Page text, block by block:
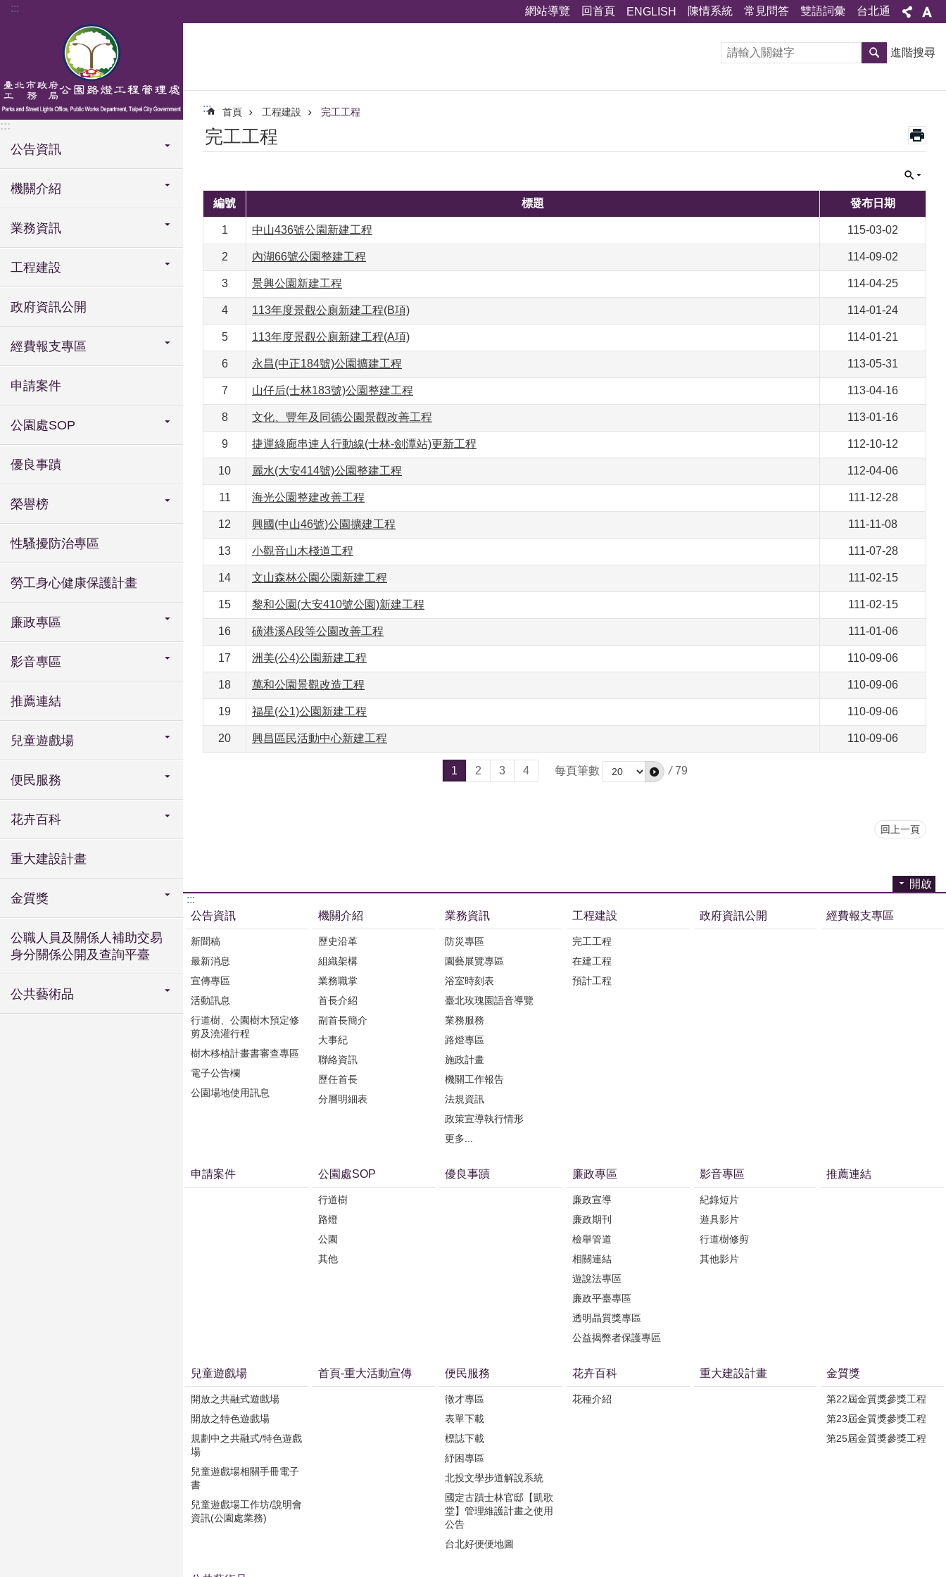
跳到主要內容區塊
::: 網站導覽 回首頁 ENGLISH 陳情系統 常見問答 雙語詞彙 台北通
:::
公告資訊
機關介紹
業務資訊
工程建設
政府資訊公開
經費報支專區
申請案件
公園處SOP
優良事蹟
榮譽榜
性騷擾防治專區
勞工身心健康保護計畫
廉政專區
影音專區
推薦連結
兒童遊戲場
便民服務
花卉百科
重大建設計畫
金質獎
公職人員及關係人補助交易
身分關係公開及查詢平臺
公共藝術品
進階搜尋
::: 首頁 工程建設 完工工程
完工工程
編號 標題 發布日期
1 中山436號公園新建工程 115-03-02
2 內湖66號公園整建工程 114-09-02
3 景興公園新建工程 114-04-25
4 113年度景觀公廁新建工程(B項) 114-01-24
5 113年度景觀公廁新建工程(A項) 114-01-21
6 永昌(中正184號)公園擴建工程 113-05-31
7 山仔后(士林183號)公園整建工程 113-04-16
8 文化、豐年及同德公園景觀改善工程 113-01-16
9 捷運綠廊串連人行動線(士林-劍潭站)更新工程 112-10-12
10 麗水(大安414號)公園整建工程 112-04-06
11 海光公園整建改善工程 111-12-28
12 ​興國(中山46號)公園擴建工程 111-11-08
13 小觀音山木棧道工程 111-07-28
14 文山森林公園公園新建工程 111-02-15
15 ​黎和公園(大安410號公園)新建工程 111-02-15
16 磺港溪A段等公園改善工程 111-01-06
17 ​洲美(公4)公園新建工程 110-09-06
18 ​萬和公園景觀改造工程 110-09-06
19 ​福星(公1)公園新建工程 110-09-06
20 興昌區民活動中心新建工程 110-09-06
1 2 3 4 每頁筆數 / 79
回上一頁
開啟
:::
公告資訊
新聞稿
最新消息
宣傳專區
活動訊息
行道樹、公園樹木預定修
剪及澆灌行程
樹木移植計畫書審查專區
電子公告欄
公園場地使用訊息
機關介紹
歷史沿革
組織架構
業務職掌
首長介紹
副首長簡介
大事紀
聯絡資訊
歷任首長
分層明細表
業務資訊
防災專區
園藝展覽專區
浴室時刻表
臺北玫瑰園語音導覽
業務服務
路燈專區
施政計畫
機關工作報告
法規資訊
政策宣導執行情形
更多...
工程建設
完工工程
在建工程
預計工程
政府資訊公開 經費報支專區
申請案件 公園處SOP
行道樹
路燈
公園
其他
優良事蹟 廉政專區
廉政宣導
廉政期刊
檢舉管道
相關連結
遊說法專區
廉政平臺專區
透明晶質獎專區
公益揭弊者保護專區
影音專區
紀錄短片
遊具影片
行道樹修剪
其他影片
推薦連結
兒童遊戲場
開放之共融式遊戲場
開放之特色遊戲場
規劃中之共融式/特色遊戲
場
兒童遊戲場相關手冊電子
書
兒童遊戲場工作坊/說明會
資訊(公園處業務)
首頁-重大活動宣傳 便民服務
徵才專區
表單下載
標誌下載
紓困專區
北投文學步道解說系統
國定古蹟士林官邸【凱歌
堂】管理維護計畫之使用
公告
台北好便便地圖
花卉百科
花種介紹
重大建設計畫 金質獎
第22屆金質獎參獎工程
第23屆金質獎參獎工程
第25屆金質獎參獎工程